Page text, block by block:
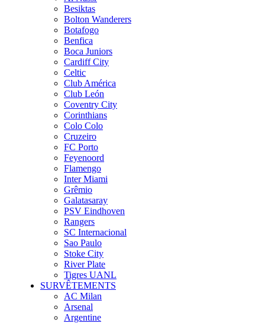
Besiktas
Bolton Wanderers
Botafogo
Benfica
Boca Juniors
Cardiff City
Celtic
Club América
Club León
Coventry City
Corinthians
Colo Colo
Cruzeiro
FC Porto
Feyenoord
Flamengo
Inter Miami
Grêmio
Galatasaray
PSV Eindhoven
Rangers
SC Internacional
Sao Paulo
Stoke City
River Plate
Tigres UANL
SURVÊTEMENTS
AC Milan
Arsenal
Argentine